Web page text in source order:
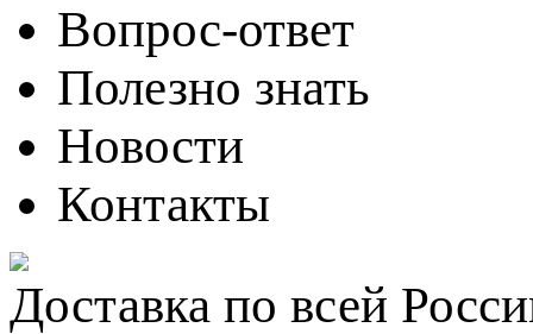
Вопрос-ответ
Полезно знать
Новости
Контакты
Доставка по всей